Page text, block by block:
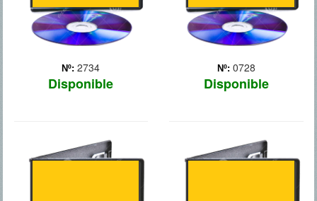
Nº: 2734
Disponible
Nº: 0728
Disponible